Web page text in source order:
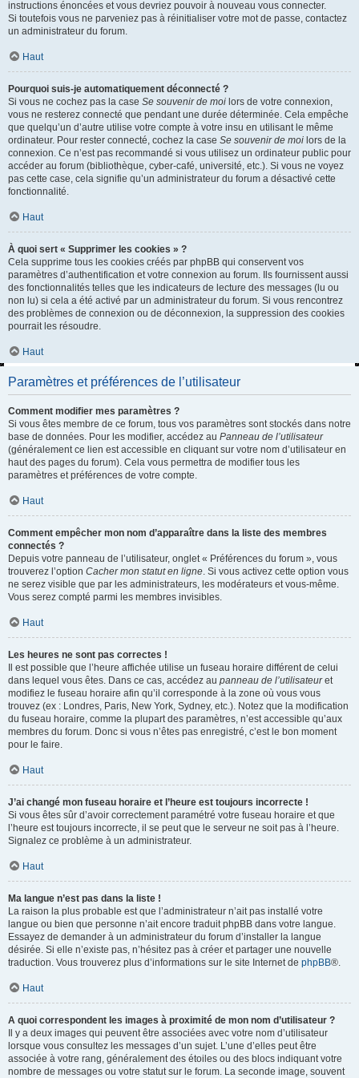
instructions énoncées et vous devriez pouvoir à nouveau vous connecter.
Si toutefois vous ne parveniez pas à réinitialiser votre mot de passe, contactez
un administrateur du forum.
Haut
Pourquoi suis-je automatiquement déconnecté ?
Si vous ne cochez pas la case Se souvenir de moi lors de votre connexion,
vous ne resterez connecté que pendant une durée déterminée. Cela empêche
que quelqu’un d’autre utilise votre compte à votre insu en utilisant le même
ordinateur. Pour rester connecté, cochez la case Se souvenir de moi lors de la
connexion. Ce n’est pas recommandé si vous utilisez un ordinateur public pour
accéder au forum (bibliothèque, cyber-café, université, etc.). Si vous ne voyez
pas cette case, cela signifie qu’un administrateur du forum a désactivé cette
fonctionnalité.
Haut
À quoi sert « Supprimer les cookies » ?
Cela supprime tous les cookies créés par phpBB qui conservent vos
paramètres d’authentification et votre connexion au forum. Ils fournissent aussi
des fonctionnalités telles que les indicateurs de lecture des messages (lu ou
non lu) si cela a été activé par un administrateur du forum. Si vous rencontrez
des problèmes de connexion ou de déconnexion, la suppression des cookies
pourrait les résoudre.
Haut
Paramètres et préférences de l’utilisateur
Comment modifier mes paramètres ?
Si vous êtes membre de ce forum, tous vos paramètres sont stockés dans notre
base de données. Pour les modifier, accédez au Panneau de l’utilisateur
(généralement ce lien est accessible en cliquant sur votre nom d’utilisateur en
haut des pages du forum). Cela vous permettra de modifier tous les
paramètres et préférences de votre compte.
Haut
Comment empêcher mon nom d’apparaître dans la liste des membres
connectés ?
Depuis votre panneau de l’utilisateur, onglet « Préférences du forum », vous
trouverez l’option Cacher mon statut en ligne. Si vous activez cette option vous
ne serez visible que par les administrateurs, les modérateurs et vous-même.
Vous serez compté parmi les membres invisibles.
Haut
Les heures ne sont pas correctes !
Il est possible que l’heure affichée utilise un fuseau horaire différent de celui
dans lequel vous êtes. Dans ce cas, accédez au panneau de l’utilisateuret
modifiez le fuseau horaire afin qu’il corresponde à la zone où vous vous
trouvez (ex : Londres, Paris, New York, Sydney, etc.). Notez que la modification
du fuseau horaire, comme la plupart des paramètres, n’est accessible qu’aux
membres du forum. Donc si vous n’êtes pas enregistré, c’est le bon moment
pour le faire.
Haut
J’ai changé mon fuseau horaire et l’heure est toujours incorrecte !
Si vous êtes sûr d’avoir correctement paramétré votre fuseau horaire et que
l’heure est toujours incorrecte, il se peut que le serveur ne soit pas à l’heure.
Signalez ce problème à un administrateur.
Haut
Ma langue n’est pas dans la liste !
La raison la plus probable est que l’administrateur n’ait pas installé votre
langue ou bien que personne n’ait encore traduit phpBB dans votre langue.
Essayez de demander à un administrateur du forum d’installer la langue
désirée. Si elle n’existe pas, n’hésitez pas à créer et partager une nouvelle
traduction. Vous trouverez plus d’informations sur le site Internet de phpBB®.
Haut
A quoi correspondent les images à proximité de mon nom d’utilisateur ?
Il y a deux images qui peuvent être associées avec votre nom d’utilisateur
lorsque vous consultez les messages d’un sujet. L’une d’elles peut être
associée à votre rang, généralement des étoiles ou des blocs indiquant votre
nombre de messages ou votre statut sur le forum. La seconde image, souvent